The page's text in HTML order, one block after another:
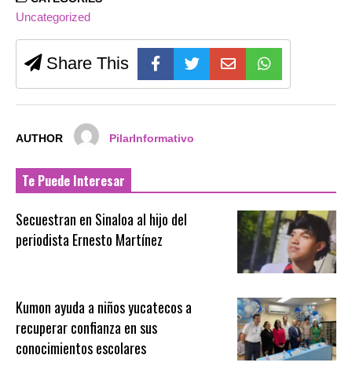
Uncategorized
Share This
AUTHOR PilarInformativo
Te Puede Interesar
Secuestran en Sinaloa al hijo del
periodista Ernesto Martínez
Kumon ayuda a niños yucatecos a
recuperar confianza en sus
conocimientos escolares